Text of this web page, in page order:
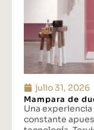
julio 31, 2026
Mampara de
Una
constante